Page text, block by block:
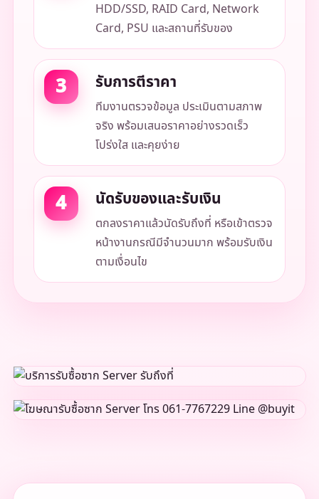
HDD/SSD, RAID Card, Network
Card, PSU และสถานที่รับของ
รับการตีราคา
ทีมงานตรวจข้อมูล ประเมินตามสภาพ
จริง พร้อมเสนอราคาอย่างรวดเร็ว
โปร่งใส และคุยง่าย
นัดรับของและรับเงิน
ตกลงราคาแล้วนัดรับถึงที่ หรือเข้าตรวจ
หน้างานกรณีมีจำนวนมาก พร้อมรับเงิน
ตามเงื่อนไข